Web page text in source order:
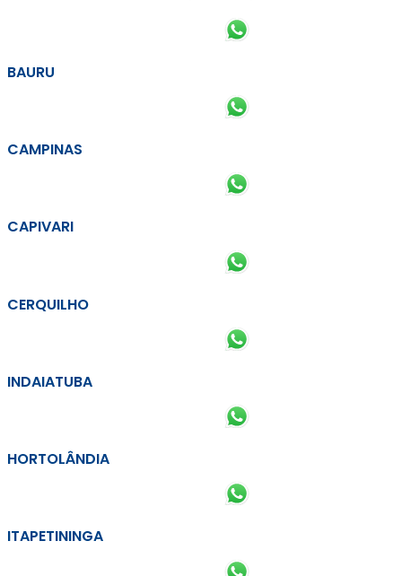
BAURU
CAMPINAS
CAPIVARI
CERQUILHO
INDAIATUBA
HORTOLÂNDIA
ITAPETININGA